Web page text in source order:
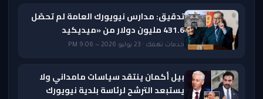
تدقيق: مدارس نيويورك العامة لم تحصّل
431.6 مليون دولار من «ميديكيد
خدمات تهمك · 23 يوليو 2026 — 9:06 PM
بيل أكمان ينتقد سياسات مامداني ولا
يستبعد الترشح لرئاسة بلدية نيويورك